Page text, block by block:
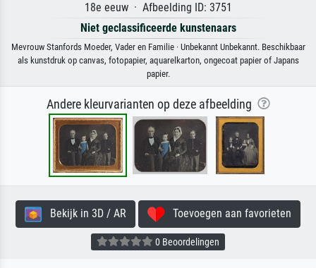
18e eeuw · Afbeelding ID: 3751
Niet geclassificeerde kunstenaars
Mevrouw Stanfords Moeder, Vader en Familie · Unbekannt Unbekannt. Beschikbaar
als kunstdruk op canvas, fotopapier, aquarelkarton, ongecoat papier of Japans
papier.
Andere kleurvarianten op deze afbeelding
Bekijk in 3D / AR Toevoegen aan favorieten
0 Beoordelingen